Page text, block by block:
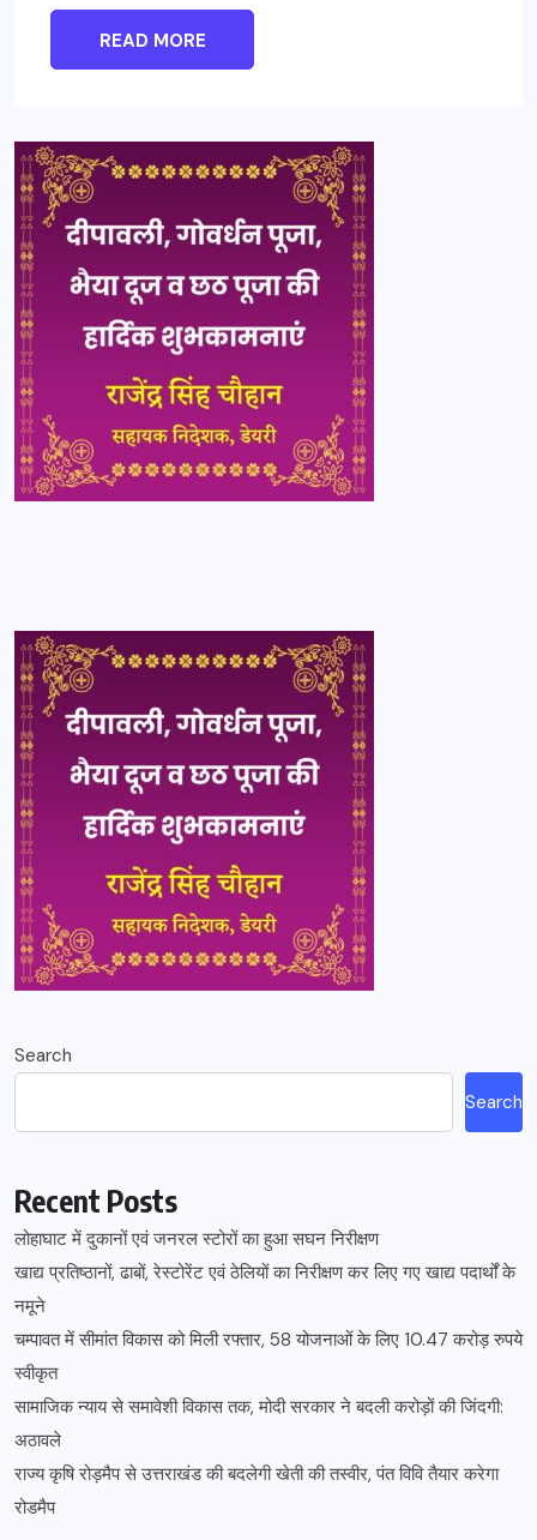
READ MORE
Search
Search
Recent Posts
लोहाघाट में दुकानों एवं जनरल स्टोरों का हुआ सघन निरीक्षण
खाद्य प्रतिष्ठानों, ढाबों, रेस्टोरेंट एवं ठेलियों का निरीक्षण कर लिए गए खाद्य पदार्थों के
नमूने
चम्पावत में सीमांत विकास को मिली रफ्तार, 58 योजनाओं के लिए 10.47 करोड़ रुपये
स्वीकृत
सामाजिक न्याय से समावेशी विकास तक, मोदी सरकार ने बदली करोड़ों की जिंदगी:
अठावले
राज्य कृषि रोड़मैप से उत्तराखंड की बदलेगी खेती की तस्वीर, पंत विवि तैयार करेगा
रोडमैप